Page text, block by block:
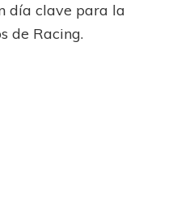
día clave para la
de Racing.